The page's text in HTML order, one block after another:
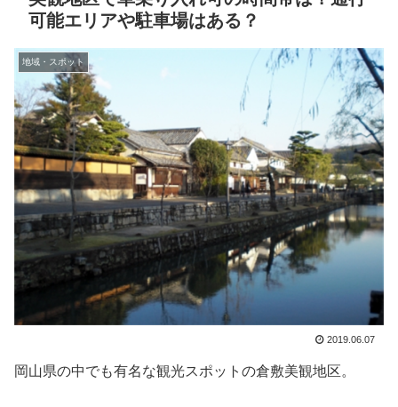
可能エリアや駐車場はある？
地域・スポット
2019.06.07
岡山県の中でも有名な観光スポットの倉敷美観地区。